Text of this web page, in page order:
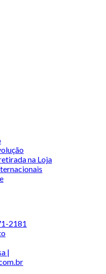
na Loja
2181
|